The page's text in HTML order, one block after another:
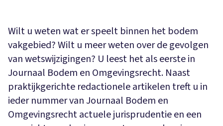
Wilt u weten wat er speelt binnen het bodem
vakgebied? Wilt u meer weten over de gevolgen
van wetswijzigingen? U leest het als eerste in
Journaal Bodem en Omgevingsrecht. Naast
praktijkgerichte redactionele artikelen treft u in
ieder nummer van Journaal Bodem en
Omgevingsrecht actuele jurisprudentie en een